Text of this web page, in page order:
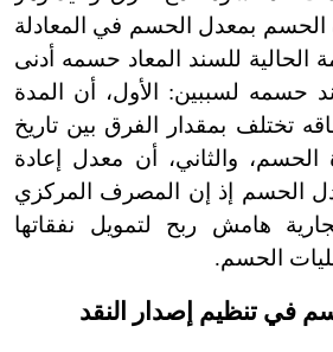
الحسم بمعدل الحسم في المعادلة
الحالية للسند المعاد حسمه أدنى
حسمه لسببين: الأول، أن المدة
تختلف بمقدار الفرق بين تاريخ
الحسم، والثاني، أن معدل إعادة
الحسم إذ إن المصرف المركزي
هامش ربح لتمويل نفقاتها
الحسم.
في تنظيم إصدار النقد